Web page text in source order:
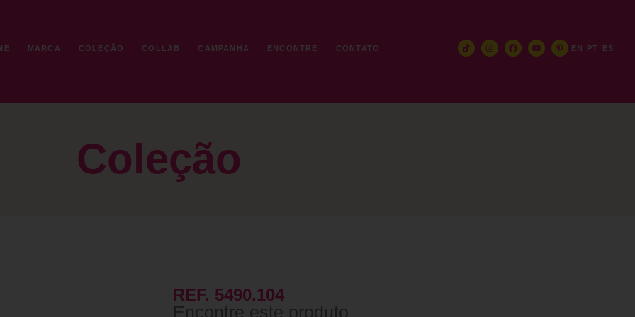
MARCA COLEÇÃO COLLAB CAMPANHA ENCONTRE CONTATO EN PT ES
Coleção
REF. 5490.104
Encontre este produto